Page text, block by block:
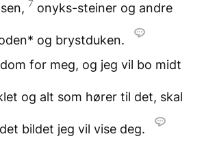
7 onyks-steiner og andre
og brystduken.
for meg, og jeg vil bo midt
og alt som hører til det, skal
bildet jeg vil vise deg.